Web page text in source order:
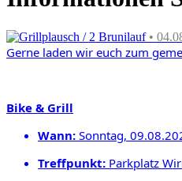
Grillplausch / 2 Brunilauf•
Gerne laden wir euch zum
Bike & Grill
Wann: Sonntag,
Treffpunkt: Parkplatz